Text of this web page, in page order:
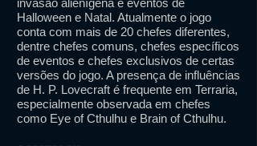
invasão alienígena e eventos de
Halloween e Natal. Atualmente o jogo
conta com mais de 20 chefes diferentes,
dentre chefes comuns, chefes específicos
de eventos e chefes exclusivos de certas
versões do jogo. A presença de influências
de H. P. Lovecraft é frequente em Terraria,
especialmente observada em chefes
como Eye of Cthulhu e Brain of Cthulhu.